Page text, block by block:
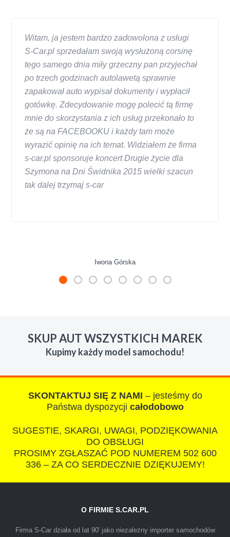
Witam, ja jestem bardzo zadowolona z usługi
S-Car.pl sprzedałam swoją wysłużoną corsinę
tego samego dnia miły grzeczny pan przyjechał
po trzech godzinach autolawetą sprawnie
zapakował auto wypisał dokumenty i wypłacił
gotówkę. Zdecydowanie mogę polecić tą firmę
mnie do skorzystania z ich usług przekonało to
że są na FACEBOOKU i każdy tam może
wyrazić opinię na ich temat. Widziałem że firma
s-car.pl sponsoruje koncert Drugie życie dla
Szymona na Dni Świdnika 2015 wielki szacun
tak dalej trzymaj s-car
Iwona Górska
roznym stanie i roznym wieku, za kazdym
razem z laweta ten sam przesympatyczny,
czlowiek. Doradzil telefonicznie, zaproponowal
rozsadna cene i od reki zalatwil sprawe. Jesli
nie chcecie natknac sie na spaslych
polecam s-car.pl
IZA
SKUP AUT WSZYSTKICH MAREK
Kupimy każdy model samochodu!
SKONTAKTUJ SIĘ Z NAMI – jesteśmy do
Państwa dyspozycji całodobowo
SUGESTIE, SKARGI, UWAGI, PODZIĘKOWANIA
DO OBSŁUGI
PROSIMY ZGŁASZAĆ POD NUMEREM 502 600
336 – ZA CO SERDECZNIE DZIĘKUJEMY!
O FIRMIE S.CAR.PL
Firma S-Car działa od lat 90' jako niezależny importer samochodów